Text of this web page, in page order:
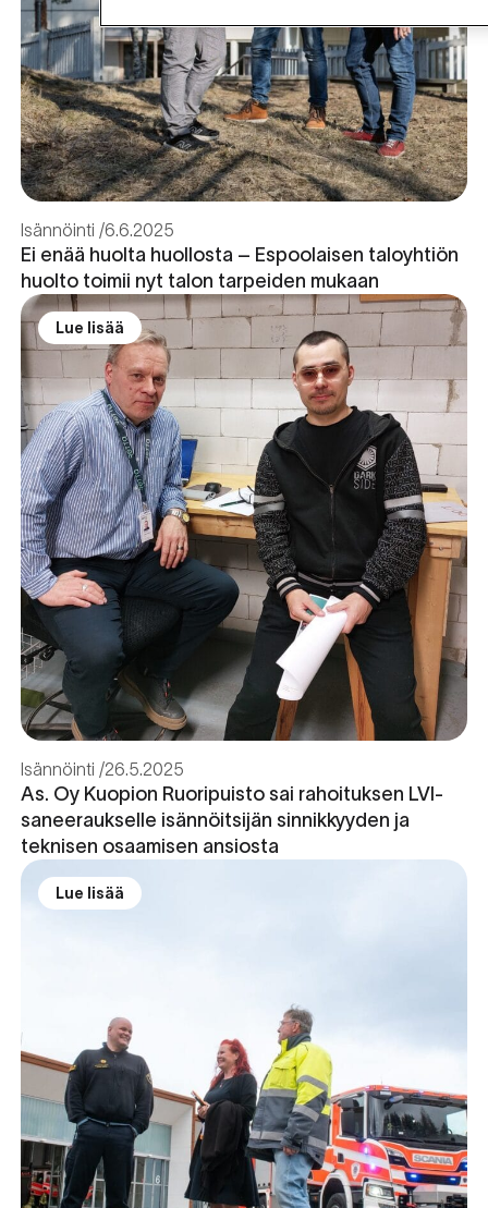
Isännöinti 6.6.2025
Ei enää huolta huollosta – Espoolaisen taloyhtiön
huolto toimii nyt talon tarpeiden mukaan
Lue lisää
Isännöinti 26.5.2025
As. Oy Kuopion Ruoripuisto sai rahoituksen LVI-
saneeraukselle isännöitsijän sinnikkyyden ja
teknisen osaamisen ansiosta
Lue lisää